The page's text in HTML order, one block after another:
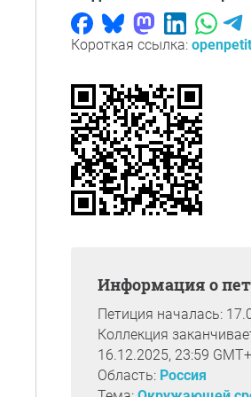
Короткая ссылка:
Информация о
Петиция началась:
Коллекция
16.12.2025, 23:59
Область: Россия